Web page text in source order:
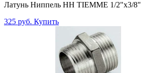
Латунь Ниппель НН TIEMME 1/2"x3/8"
325 руб. Купить